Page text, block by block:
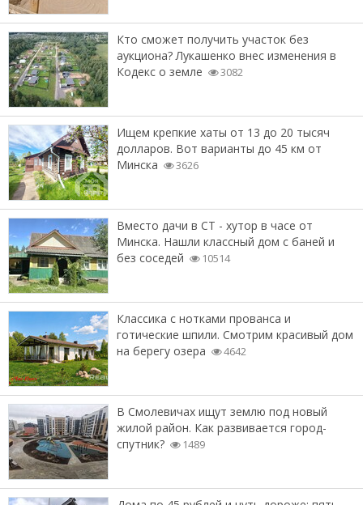
Кто сможет получить участок без
аукциона? Лукашенко внес изменения в
Кодекс о земле
3082
Ищем крепкие хаты от 13 до 20 тысяч
долларов. Вот варианты до 45 км от
Минска
3626
Вместо дачи в СТ - хутор в часе от
Минска. Нашли классный дом с баней и
без соседей
10514
Классика с нотками прованса и
готические шпили. Смотрим красивый дом
на берегу озера
4642
В Смолевичах ищут землю под новый
жилой район. Как развивается город-
спутник?
1489